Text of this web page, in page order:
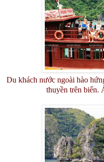
Du khách nước ngoài hào
thuyền trên biển.